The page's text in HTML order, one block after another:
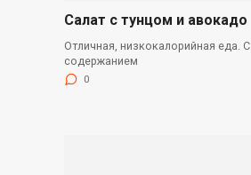
Салат с тунцом и авокадо
Отличная, низкокалорийная еда.
содержанием
0